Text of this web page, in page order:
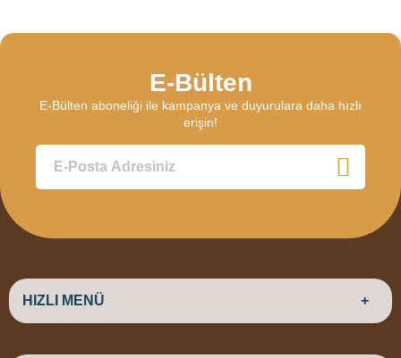
E-Bülten
E-Bülten aboneliği ile kampanya ve duyurulara daha hızlı
erişin!
HIZLI MENÜ
ANASAYFA HAKKIMIZDA